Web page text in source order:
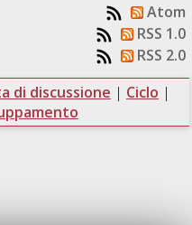
Atom
RSS 1.0
RSS 2.0
di discussione | Ciclo |